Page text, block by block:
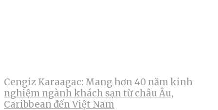
Cengiz Karaagac: Mang hơn 40 năm kinh
nghiệm ngành khách sạn từ châu Âu,
Caribbean đến Việt Nam